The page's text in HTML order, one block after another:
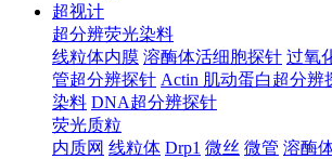
超视计
超分辨荧光染料
线粒体内膜 溶酶体活细胞探针 过氧
管超分辨探针 Actin 肌动蛋白超分辨
染料 DNA超分辨探针
荧光质粒
内质网 线粒体 Drp1 微丝 微管 溶酶